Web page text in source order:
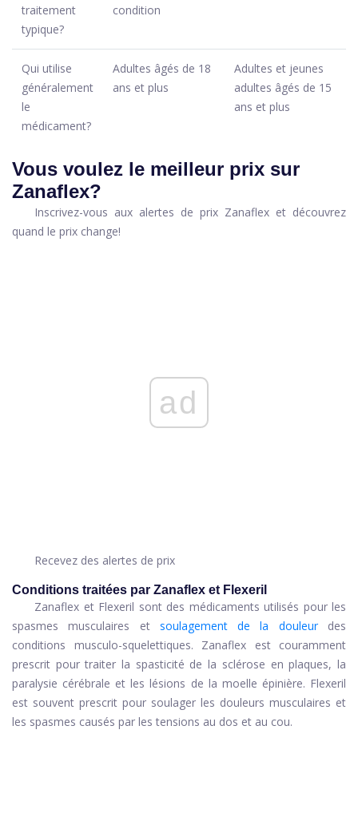
traitement
typique?
condition
Qui utilise
généralement
le
médicament?
Adultes âgés de 18
ans et plus
Adultes et jeunes
adultes âgés de 15
ans et plus
Vous voulez le meilleur prix sur
Zanaflex?
Inscrivez-vous aux alertes de prix Zanaflex et découvrez
quand le prix change!
ad
Recevez des alertes de prix
Conditions traitées par Zanaflex et Flexeril
Zanaflex et Flexeril sont des médicaments utilisés pour les
spasmes musculaires et soulagement de la douleurdes
conditions musculo-squelettiques. Zanaflex est couramment
prescrit pour traiter la spasticité de la sclérose en plaques, la
paralysie cérébrale et les lésions de la moelle épinière. Flexeril
est souvent prescrit pour soulager les douleurs musculaires et
les spasmes causés par les tensions au dos et au cou.